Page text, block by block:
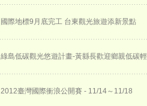
國際地標9月底完工 台東觀光旅遊添新景點
綠島低碳觀光悠遊計畫-黃縣長歡迎鄉親低碳
2012臺灣國際衝浪公開賽 - 11/14～11/18